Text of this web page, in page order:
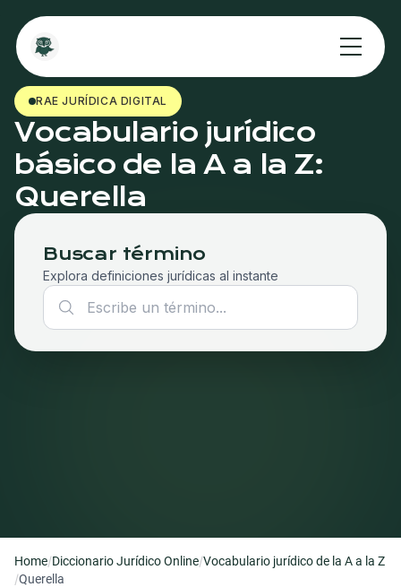
RAE JURÍDICA DIGITAL
Vocabulario jurídico
básico de la A a la Z:
Querella
Buscar término
Explora definiciones jurídicas al instante
Home/Diccionario Jurídico Online/Vocabulario jurídico de la A a la Z
/Querella